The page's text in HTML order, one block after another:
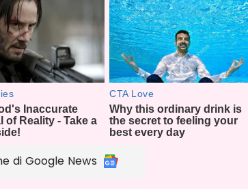
di Google News